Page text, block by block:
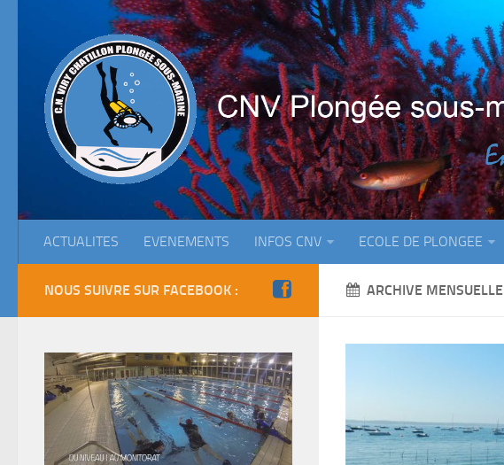
ACTUALITES EVENEMENTS INFOS CNV ECOLE DE PLONGEE
ARCHIVE MENSUELLE
NOUS SUIVRE SUR FACEBOOK :